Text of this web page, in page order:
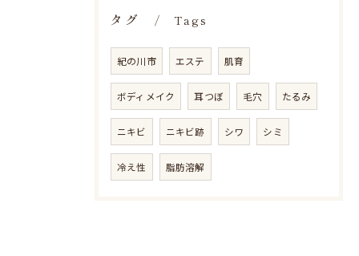
タグ Tags
紀の川市 エステ 肌育
ボディメイク 耳つぼ 毛穴 たるみ
ニキビ ニキビ跡 シワ シミ
冷え性 脂肪溶解